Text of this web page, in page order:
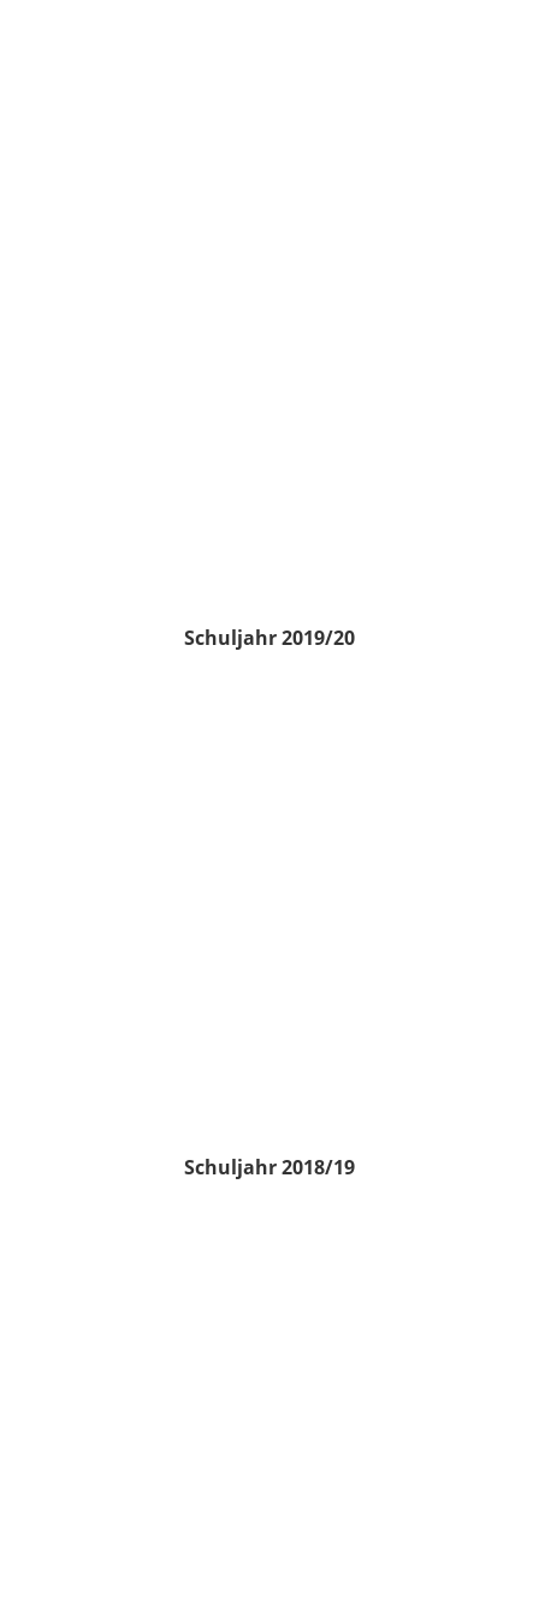
Schuljahr 2019/20
Schuljahr 2018/19